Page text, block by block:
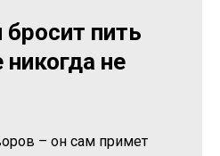
пить
не
– он сам примет